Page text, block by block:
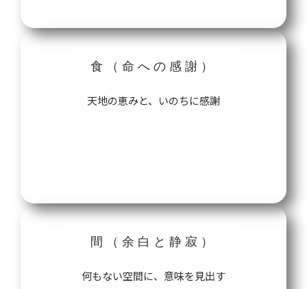
食（命への感謝）
天地の恵みと、いのちに感謝
間（余白と静寂）
何もない空間に、意味を見出す